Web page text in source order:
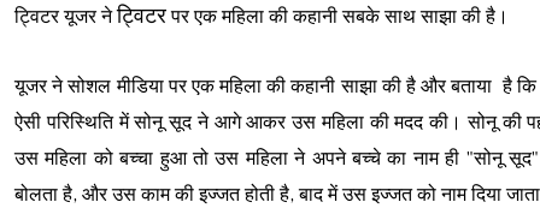
ट्विटर यूजर नेट्विटरपर एक महिला की कहानी सबके साथ साझा की है।
यूजर ने सोशल मीडिया पर एक महिला की कहानी साझा की है और बताया है
ऐसी परिस्थिति में सोनू सूद ने आगे आकर उस महिला की मदद की। सोनू की
उस महिला को बच्चा हुआ तो उस महिला ने अपने बच्चे का नाम ही "सोनू
बोलता है, और उस काम की इज्जत होती है, बाद में उस इज्जत को नाम दिया